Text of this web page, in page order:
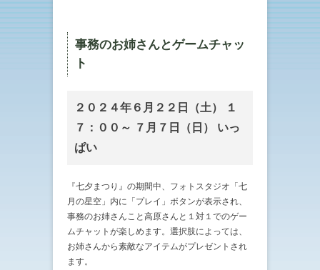
事務のお姉さんとゲームチャッ
ト
２０２４年６月２２日（土） １
７：００～ ７月７日（日） いっ
ぱい
『七夕まつり』の期間中、フォトスタジオ「七
月の星空」内に「プレイ」ボタンが表示され、
事務のお姉さんこと高原さんと１対１でのゲー
ムチャットが楽しめます。選択肢によっては、
お姉さんから素敵なアイテムがプレゼントされ
ます。